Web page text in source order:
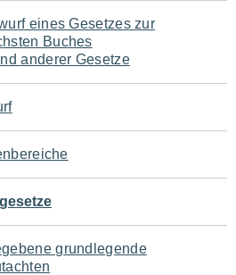
eines Gesetzes zur
Buches
anderer Gesetze
grundlegende